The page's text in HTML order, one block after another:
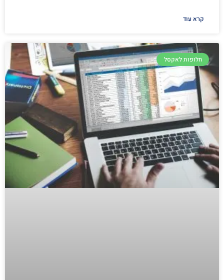
קרא עוד
חלופות לאקסל